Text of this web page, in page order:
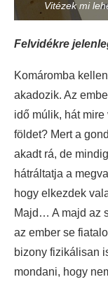
Vitézek mi
Felvidékre
Komáromba
akadozik. Az
idő múlik, hát
földet? Mert a
akadt rá, de
hátráltatja a
hogy elkezdek
Majd… A majd az
az ember se
bizony fizikálisan
mondani, hogy